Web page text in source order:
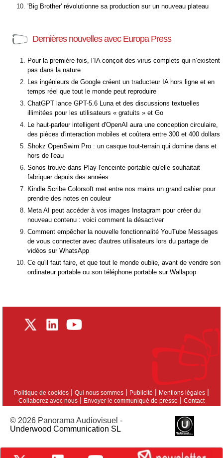
'Big Brother' révolutionne sa production sur un nouveau plateau
Dernières nouvelles avec Europa Press
Pour la première fois, l’IA conçoit des virus complets qui n’existent
pas dans la nature
Les ingénieurs de Google créent un traducteur IA hors ligne et en
temps réel que tout le monde peut reproduire
ChatGPT lance GPT-5.6 Luna et des discussions textuelles
illimitées pour les utilisateurs « gratuits » et Go
Le haut-parleur intelligent d'OpenAI aura une conception circulaire,
des pièces d'interaction mobiles et coûtera entre 300 et 400 dollars
Shokz OpenSwim Pro : un casque tout-terrain qui domine dans et
hors de l'eau
Sonos trouve dans Play l'enceinte portable qu'elle souhaitait
fabriquer depuis des années
Kindle Scribe Colorsoft met entre nos mains un grand cahier pour
prendre des notes en couleur
Meta AI peut accéder à vos images Instagram pour créer du
nouveau contenu : voici comment la désactiver
Comment empêcher la nouvelle fonctionnalité YouTube Messages
de vous connecter avec d'autres utilisateurs lors du partage de
vidéos sur WhatsApp
Ce qu'il faut faire, et que tout le monde oublie, avant de vendre son
ordinateur portable ou son téléphone portable sur Wallapop
Politique de cookies | Qui nous sommes | Publicité | Mentions légales |
Collaborez avec nous | Envoyer le communiqué de presse | Contact
© 2026 Panorama Audiovisuel -
Underwood Communication SL